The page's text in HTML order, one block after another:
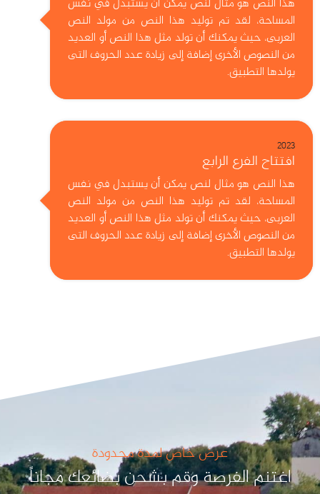
هذا النص هو مثال لنص يمكن أن يستبدل في نفس
المساحة، لقد تم توليد هذا النص من مولد النص
العربى، حيث يمكنك أن تولد مثل هذا النص أو العديد
من النصوص الأخرى إضافة إلى زيادة عدد الحروف التى
يولدها التطبيق.
2023
افتتاح الفرع الرابع
هذا النص هو مثال لنص يمكن أن يستبدل في نفس
المساحة، لقد تم توليد هذا النص من مولد النص
العربى، حيث يمكنك أن تولد مثل هذا النص أو العديد
من النصوص الأخرى إضافة إلى زيادة عدد الحروف التى
يولدها التطبيق.
عرض خاص لمدة محدودة
اغتنم الفرصة وقم بشحن بضائعك مجاناً